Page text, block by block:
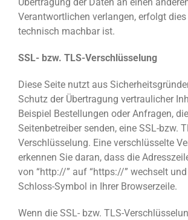
Verantwortlichen verlangen, erfolgt
technisch machbar ist.
SSL- bzw. TLS-Verschlüsselung
Diese Seite nutzt aus
Schutz der Übertragung vertraulicher
Beispiel Bestellungen oder Anfragen,
Seitenbetreiber senden, eine SSL-bzw.
Verschlüsselung. Eine verschlüsselte
erkennen Sie daran, dass die
von “http://” auf “https://” wechselt
Schloss-Symbol in Ihrer Browserzeile.
Wenn die SSL- bzw. TLS-